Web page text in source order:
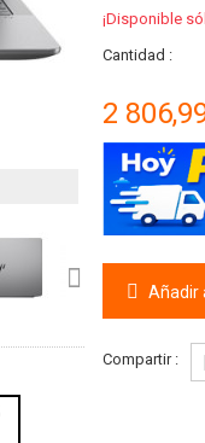
¡Disponible
Cantidad :
2
Añadir
Compartir :